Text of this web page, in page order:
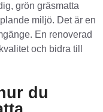
grön gräsmatta
miljö. Det är en
En renoverad
och bidra till
du